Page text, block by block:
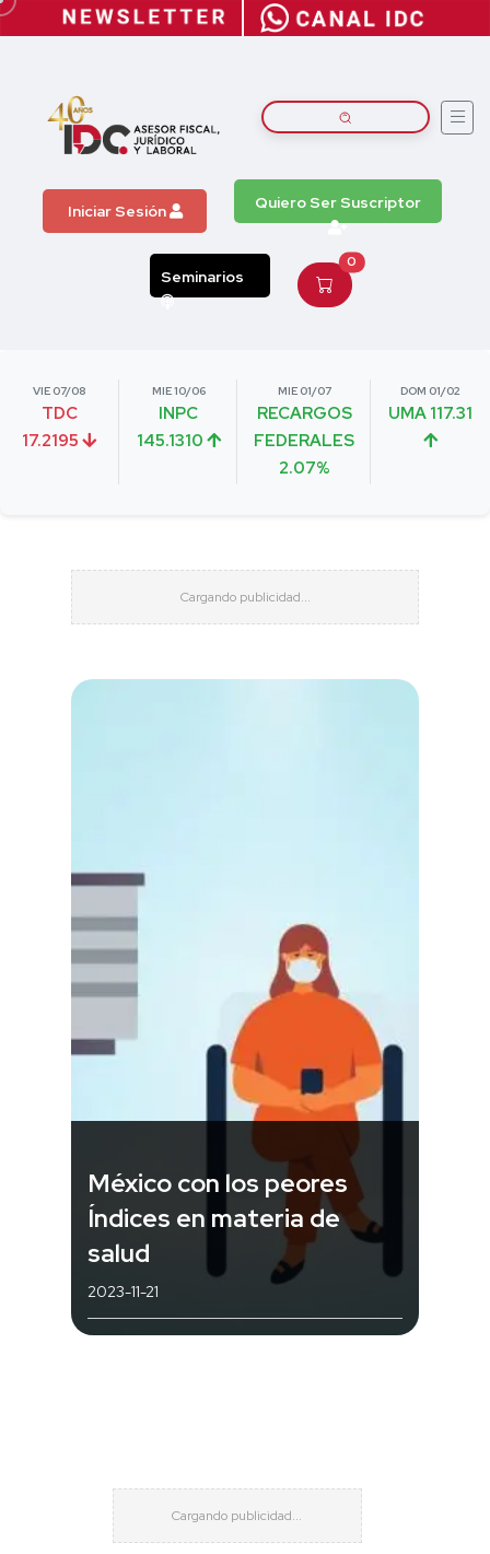
Iniciar Sesión Quiero Ser Suscriptor
Seminarios
0
VIE 07/08
TDC
17.2195
MIE 10/06
INPC
145.1310
MIE 01/07
RECARGOS
FEDERALES
2.07%
DOM 01/02
UMA 117.31
México con los peores
Índices en materia de
salud
2023-11-21